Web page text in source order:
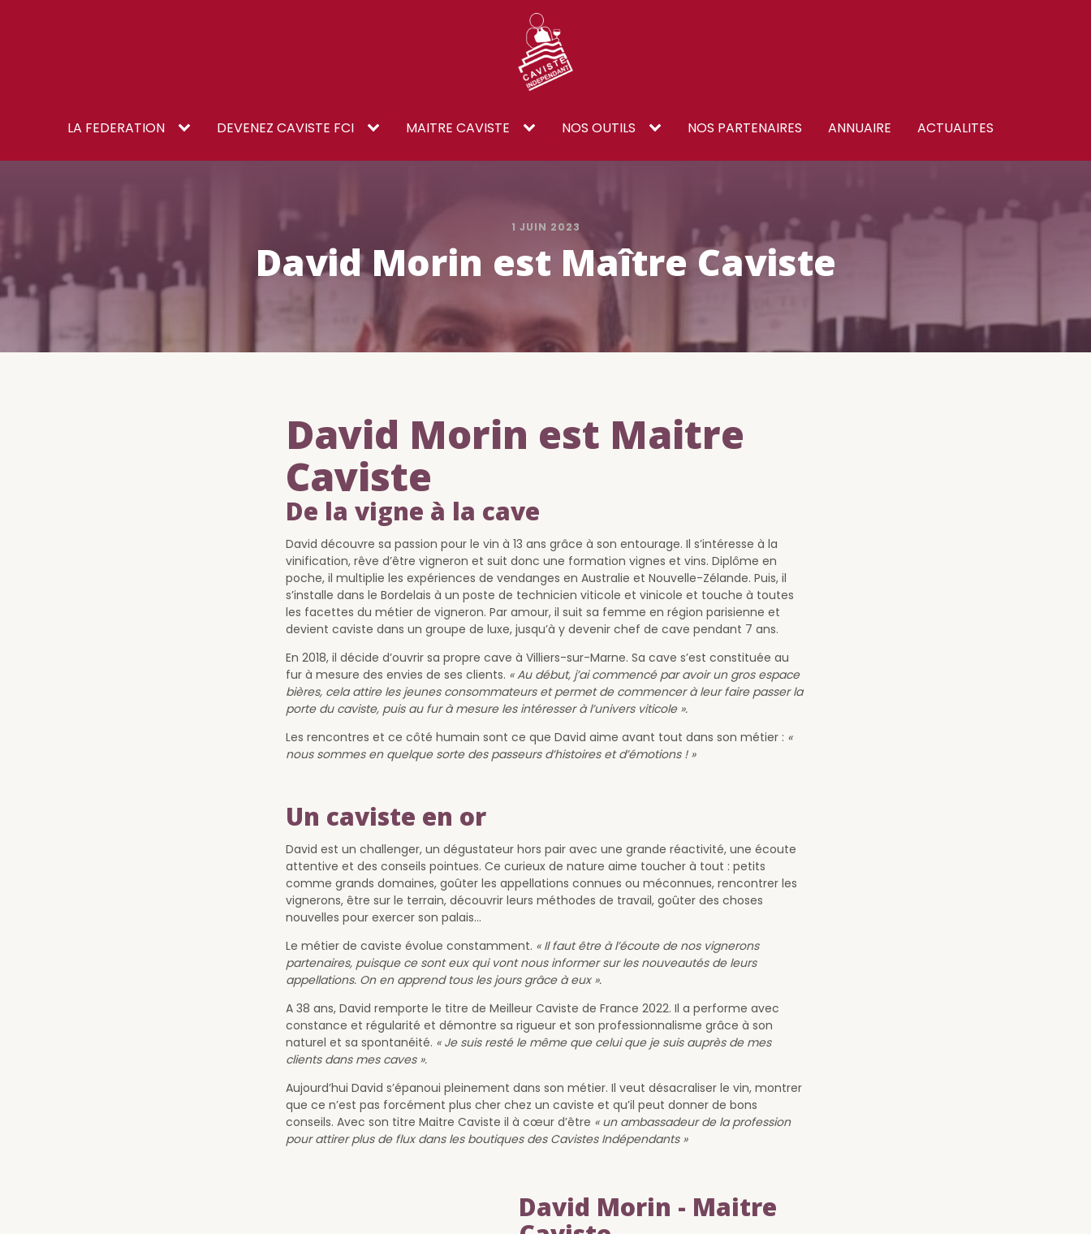
LA FEDERATION DEVENEZ CAVISTE FCI MAITRE CAVISTE NOS OUTILS NOS PARTENAIRES ANNUAIRE ACTUALITES
1 JUIN 2023
David Morin est Maître Caviste
David Morin est Maitre
Caviste
De la vigne à la cave
David découvre sa passion pour le vin à 13 ans grâce à son entourage. Il s’intéresse à la
vinification, rêve d’être vigneron et suit donc une formation vignes et vins. Diplôme en
poche, il multiplie les expériences de vendanges en Australie et Nouvelle-Zélande. Puis, il
s’installe dans le Bordelais à un poste de technicien viticole et vinicole et touche à toutes
les facettes du métier de vigneron. Par amour, il suit sa femme en région parisienne et
devient caviste dans un groupe de luxe, jusqu’à y devenir chef de cave pendant 7 ans.
En 2018, il décide d’ouvrir sa propre cave à Villiers-sur-Marne. Sa cave s’est constituée au
fur à mesure des envies de ses clients. « Au début, j’ai commencé par avoir un gros espace
bières, cela attire les jeunes consommateurs et permet de commencer à leur faire passer la
porte du caviste, puis au fur à mesure les intéresser à l’univers viticole ».
Les rencontres et ce côté humain sont ce que David aime avant tout dans son métier : «
nous sommes en quelque sorte des passeurs d’histoires et d’émotions ! »
Un caviste en or
David est un challenger, un dégustateur hors pair avec une grande réactivité, une écoute
attentive et des conseils pointues. Ce curieux de nature aime toucher à tout : petits
comme grands domaines, goûter les appellations connues ou méconnues, rencontrer les
vignerons, être sur le terrain, découvrir leurs méthodes de travail, goûter des choses
nouvelles pour exercer son palais…
Le métier de caviste évolue constamment. « Il faut être à l’écoute de nos vignerons
partenaires, puisque ce sont eux qui vont nous informer sur les nouveautés de leurs
appellations. On en apprend tous les jours grâce à eux ».
A 38 ans, David remporte le titre de Meilleur Caviste de France 2022. Il a performe avec
constance et régularité et démontre sa rigueur et son professionnalisme grâce à son
naturel et sa spontanéité. « Je suis resté le même que celui que je suis auprès de mes
clients dans mes caves ».
Aujourd’hui David s’épanoui pleinement dans son métier. Il veut désacraliser le vin, montrer
que ce n’est pas forcément plus cher chez un caviste et qu’il peut donner de bons
conseils. Avec son titre Maitre Caviste il à cœur d’être « un ambassadeur de la profession
pour attirer plus de flux dans les boutiques des Cavistes Indépendants »
David Morin - Maitre